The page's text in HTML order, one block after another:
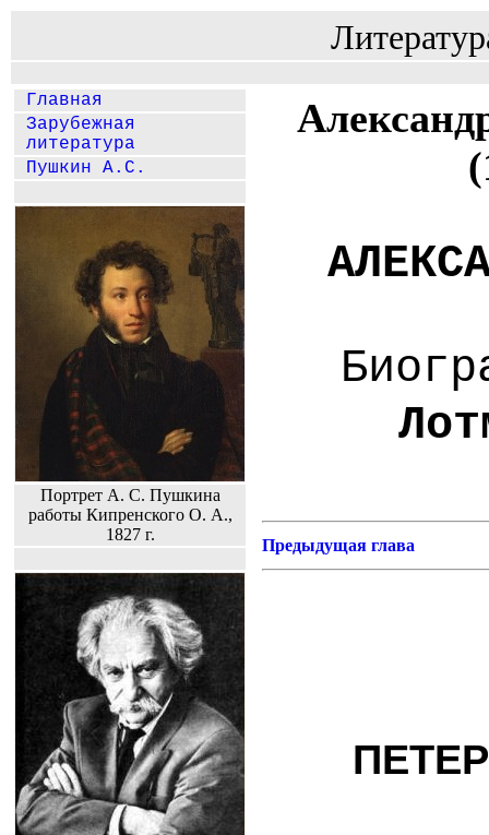
Главная
Зарубежная
литература
Пушкин А.С.
Портрет А. С. Пушкина
работы Кипренского О. А.,
1827 г.
Предыдущая глава